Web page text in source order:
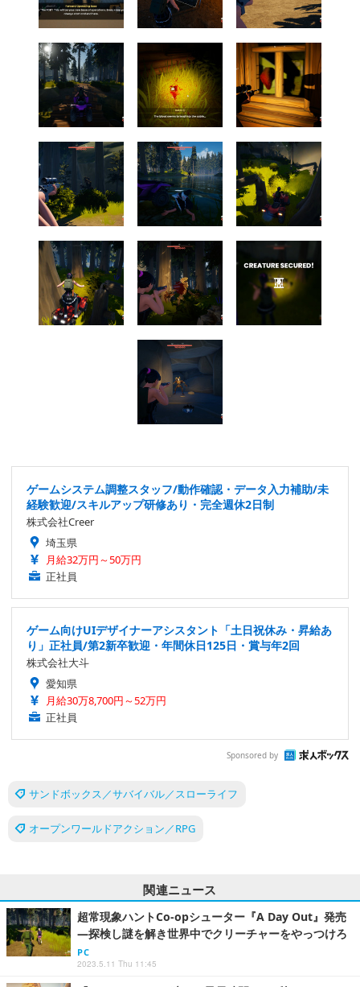
ゲームシステム調整スタッフ/動作確認・データ入力補助/未
経験歓迎/スキルアップ研修あり・完全週休2日制
株式会社Creer
埼玉県
月給32万円～50万円
正社員
ゲーム向けUIデザイナーアシスタント「土日祝休み・昇給あ
り」正社員/第2新卒歓迎・年間休日125日・賞与年2回
株式会社大斗
愛知県
月給30万8,700円～52万円
正社員
Sponsored by
サンドボックス／サバイバル／スローライフ
オープンワールドアクション／RPG
関連ニュース
超常現象ハントCo-opシューター『A Day Out』発売
―探検し謎を解き世界中でクリーチャーをやっつけろ
PC
2023.5.11 Thu 11:45